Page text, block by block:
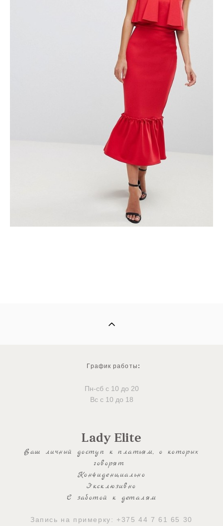
График работы :
Пн-сб с 10 до 20
Вс с 10 до 18
Lady Elite
Ваш личный доступ к платьям, о которых
говорят
Конфиденциально
Эксклюзивно
С заботой к деталям
Запись на примерку: +375 44 7 61 65 30